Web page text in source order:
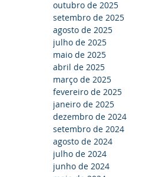
outubro de 2025
setembro de 2025
agosto de 2025
julho de 2025
maio de 2025
abril de 2025
março de 2025
fevereiro de 2025
janeiro de 2025
dezembro de 2024
setembro de 2024
agosto de 2024
julho de 2024
junho de 2024